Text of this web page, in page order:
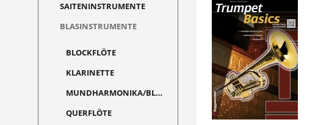
SAITENINSTRUMENTE
BLASINSTRUMENTE
BLOCKFLÖTE
KLARINETTE
MUNDHARMONIKA/BLUESHARP
QUERFLÖTE